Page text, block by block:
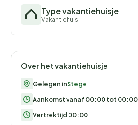
Type vakantiehuisje
Vakantiehuis
Over het vakantiehuisje
Gelegen inStege
Aankomst vanaf 00:00 tot 00:00
Vertrektijd 00:00